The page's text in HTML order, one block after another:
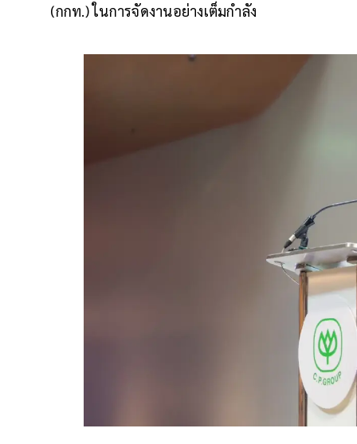
(กกท.) ในการจัดงานอย่างเต็มกำลัง